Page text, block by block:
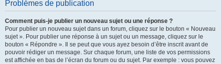
Problèmes de publication
Comment puis-je publier un nouveau sujet ou une réponse ?
Pour publier un nouveau sujet dans un forum, cliquez sur le bouton « Nouveau
sujet ». Pour publier une réponse à un sujet ou un message, cliquez sur le
bouton « Répondre ». Il se peut que vous ayez besoin d’être inscrit avant de
pouvoir rédiger un message. Sur chaque forum, une liste de vos permissions
est affichée en bas de l’écran du forum ou du sujet. Par exemple : vous pouvez